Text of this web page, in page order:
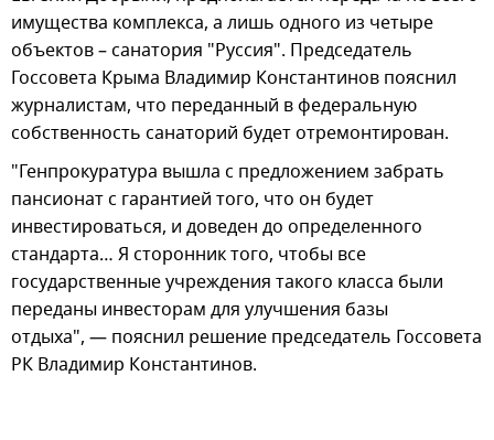
имущества комплекса, а лишь одного из четыре
объектов – санатория "Руссия". Председатель
Госсовета Крыма Владимир Константинов пояснил
журналистам, что переданный в федеральную
собственность санаторий будет отремонтирован.
"Генпрокуратура вышла с предложением забрать
пансионат с гарантией того, что он будет
инвестироваться, и доведен до определенного
стандарта… Я сторонник того, чтобы все
государственные учреждения такого класса были
переданы инвесторам для улучшения базы
отдыха", — пояснил решение председатель Госсовета
РК Владимир Константинов.